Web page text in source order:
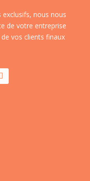
exclusifs, nous nous
de votre entreprise
vos clients finaux